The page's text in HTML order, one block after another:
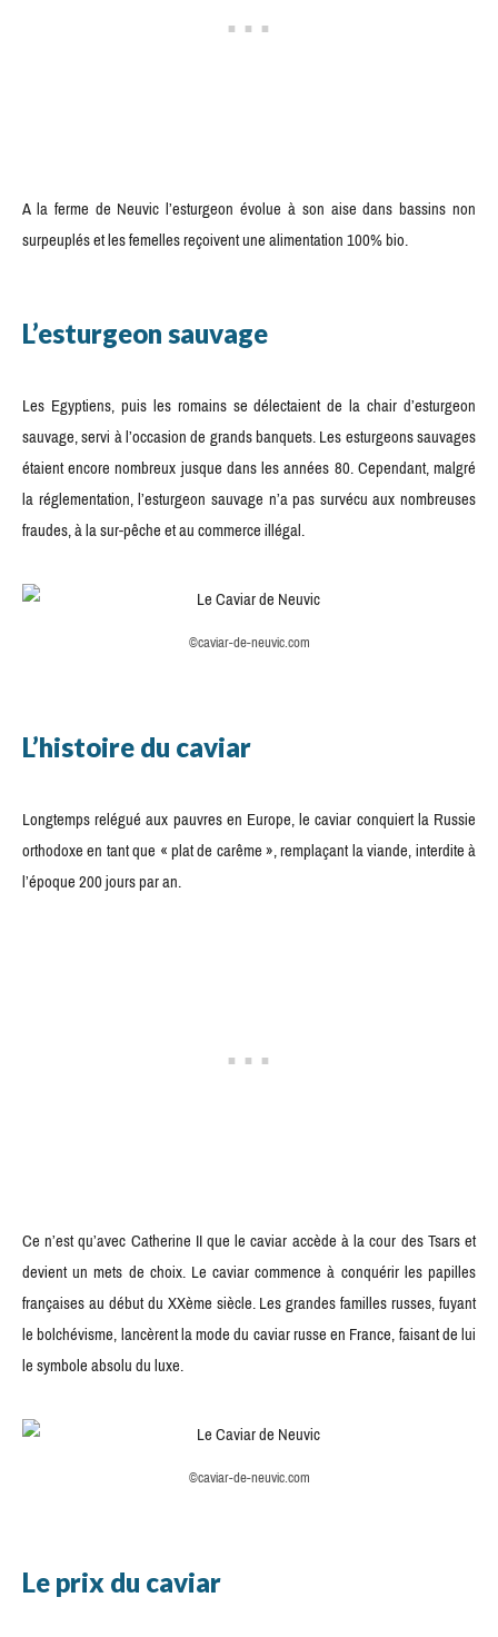
A la ferme de Neuvic l’esturgeon évolue à son aise dans bassins non
surpeuplés et les femelles reçoivent une alimentation 100% bio.
L’esturgeon sauvage
Les Egyptiens, puis les romains se délectaient de la chair d’esturgeon
sauvage, servi à l’occasion de grands banquets. Les esturgeons sauvages
étaient encore nombreux jusque dans les années 80. Cependant, malgré
la réglementation, l’esturgeon sauvage n’a pas survécu aux nombreuses
fraudes, à la sur-pêche et au commerce illégal.
©caviar-de-neuvic.com
L’histoire du caviar
Longtemps relégué aux pauvres en Europe, le caviar conquiert la Russie
orthodoxe en tant que « plat de carême », remplaçant la viande, interdite à
l’époque 200 jours par an.
Ce n’est qu’avec Catherine II que le caviar accède à la cour des Tsars et
devient un mets de choix. Le caviar commence à conquérir les papilles
françaises au début du XXème siècle. Les grandes familles russes, fuyant
le bolchévisme, lancèrent la mode du caviar russe en France, faisant de lui
le symbole absolu du luxe.
©caviar-de-neuvic.com
Le prix du caviar